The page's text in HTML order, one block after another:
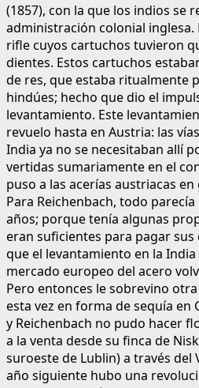
(1857), con la que los indios se
administración colonial inglesa.
rifle cuyos cartuchos tuvieron
dientes. Estos cartuchos
de res, que estaba ritualmente
hindúes; hecho que dio el
levantamiento. Este
revuelo hasta en Austria: las
India ya no se necesitaban allí
vertidas sumariamente en el
puso a las acerías austriacas
Para Reichenbach, todo
años; porque tenía algunas
eran suficientes para pagar
que el levantamiento en la
mercado europeo del acero
Pero entonces le sobrevino
esta vez en forma de sequía en
y Reichenbach no pudo hacer
a la venta desde su finca de
suroeste de Lublin) a través del
año siguiente hubo una